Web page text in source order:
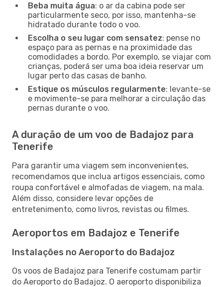
Beba muita água: o ar da cabina pode ser
particularmente seco, por isso, mantenha-se
hidratado durante todo o voo.
Escolha o seu lugar com sensatez: pense no
espaço para as pernas e na proximidade das
comodidades a bordo. Por exemplo, se viajar com
crianças, poderá ser uma boa ideia reservar um
lugar perto das casas de banho.
Estique os músculos regularmente: levante-se
e movimente-se para melhorar a circulação das
pernas durante o voo.
A duração de um voo de Badajoz para
Tenerife
Para garantir uma viagem sem inconvenientes,
recomendamos que inclua artigos essenciais, como
roupa confortável e almofadas de viagem, na mala.
Além disso, considere levar opções de
entretenimento, como livros, revistas ou filmes.
Aeroportos em Badajoz e Tenerife
Instalações no Aeroporto do Badajoz
Os voos de Badajoz para Tenerife costumam partir
do Aeroporto do Badajoz. O aeroporto disponibiliza